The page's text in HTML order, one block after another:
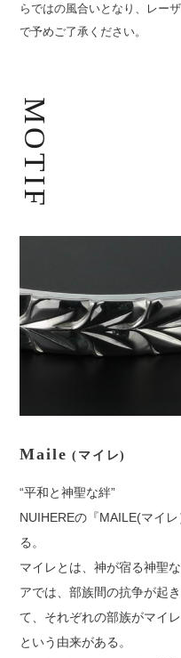
らではの風合いとなり、レー
で予めご了承ください。
MOTIF
Maile (マイレ)
“平和と神聖な絆”
NUIHEREの『MAILE(マイ
る。
マイレとは、神が宿る神聖
アでは、部族間の抗争が起
て、それぞれの部族がマイ
という由来がある。